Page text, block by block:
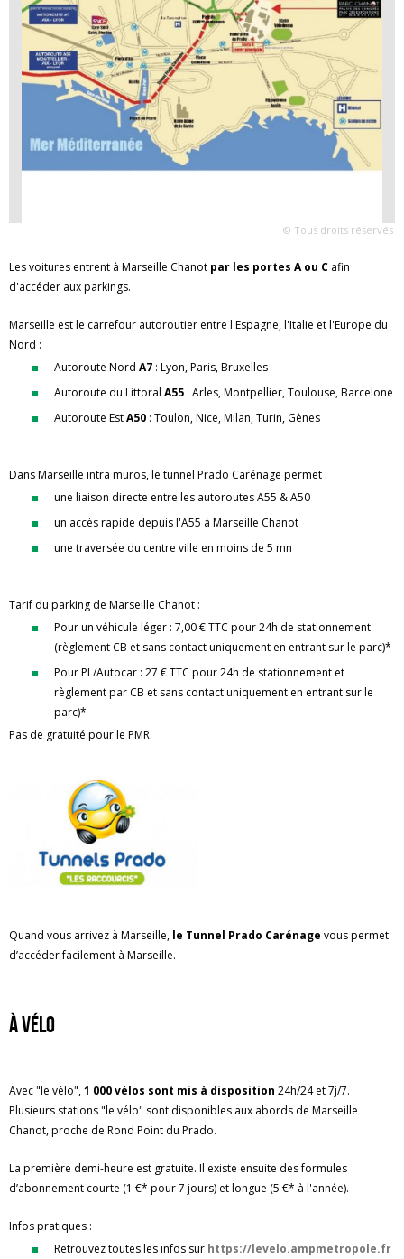
© Tous droits réservés
Les voitures entrent à Marseille Chanot par les portes A ou C afin
d'accéder aux parkings.
Marseille est le carrefour autoroutier entre l'Espagne, l'Italie et l'Europe du
Nord :
Autoroute Nord A7 : Lyon, Paris, Bruxelles
Autoroute du Littoral A55 : Arles, Montpellier, Toulouse, Barcelone
Autoroute EstA50 : Toulon, Nice, Milan, Turin, Gènes
Dans Marseille intra muros, le tunnel Prado Carénage permet :
une liaison directe entre les autoroutes A55 & A50
un accès rapide depuis l'A55 à Marseille Chanot
une traversée du centre ville en moins de 5 mn
Tarif du parking de Marseille Chanot :
Pour un véhicule léger : 7,00 € TTC pour 24h de stationnement
(règlement CB et sans contact uniquement en entrant sur le parc)*
Pour PL/Autocar : 27 € TTC pour 24h de stationnement et
règlement par CB et sans contact uniquement en entrant sur le
parc)*
Pas de gratuité pour le PMR.
Quand vous arrivez à Marseille, le Tunnel Prado Carénage vous permet
d’accéder facilement à Marseille.
à vélo
Avec "le vélo",1 000 vélos sont mis à disposition 24h/24 et 7j/7.
Plusieurs stations "le vélo" sont disponibles aux abords de Marseille
Chanot, proche de Rond Point du Prado.
La première demi-heure est gratuite. Il existe ensuite des formules
d’abonnement courte (1 €* pour 7 jours) et longue (5 €* à l'année).
Infos pratiques :
Retrouvez toutes les infos sur https://levelo.ampmetropole.fr